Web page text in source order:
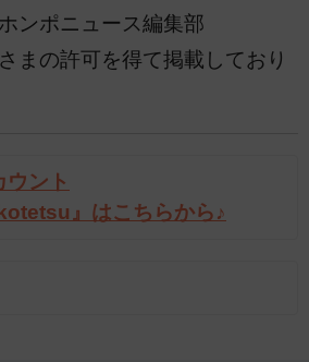
ンポニュース編集部
まの許可を得て掲載しており
ント
』はこちらから♪